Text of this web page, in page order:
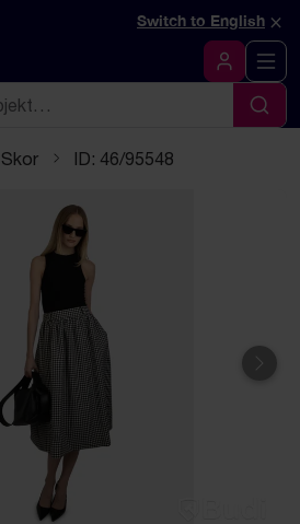
av denna sidaSwitch to English ×
Logga in
Sök
ID: 46/95548